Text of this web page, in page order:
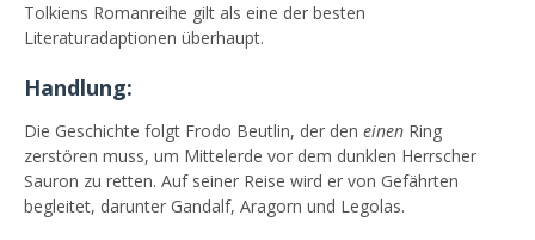
Tolkiens Romanreihe gilt als eine der besten
Literaturadaptionen überhaupt.
Handlung:
Die Geschichte folgt Frodo Beutlin, der den einen Ring
zerstören muss, um Mittelerde vor dem dunklen Herrscher
Sauron zu retten. Auf seiner Reise wird er von Gefährten
begleitet, darunter Gandalf, Aragorn und Legolas.